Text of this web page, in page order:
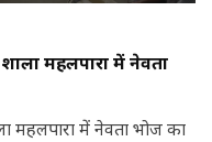
महलपारा में नेवता
महलपारा में नेवता भोज का